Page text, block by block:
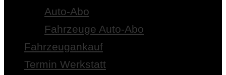
Auto-Abo
Fahrzeuge Auto-Abo
Fahrzeugankauf
Termin Werkstatt